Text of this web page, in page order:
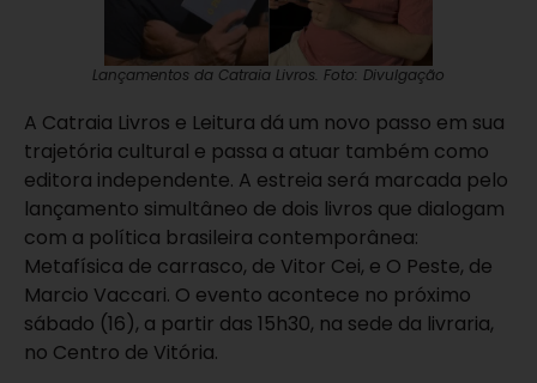
Lançamentos da Catraia Livros. Foto: Divulgação
A Catraia Livros e Leitura dá um novo passo em sua
trajetória cultural e passa a atuar também como
editora independente. A estreia será marcada pelo
lançamento simultâneo de dois livros que dialogam
com a política brasileira contemporânea:
Metafísica de carrasco, de Vitor Cei, e O Peste, de
Marcio Vaccari. O evento acontece no próximo
sábado (16), a partir das 15h30, na sede da livraria,
no Centro de Vitória.